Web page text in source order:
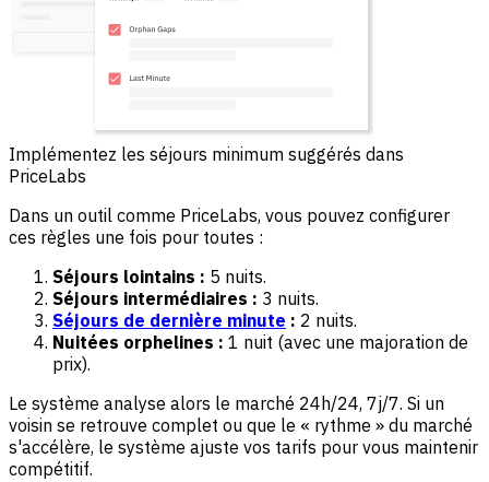
Implémentez les séjours minimum suggérés dans
PriceLabs
Dans un outil comme PriceLabs, vous pouvez configurer
ces règles une fois pour toutes :
Séjours lointains : 5 nuits.
Séjours intermédiaires : 3 nuits.
Séjours de dernière minute : 2 nuits.
Nuitées orphelines : 1 nuit (avec une majoration de
prix).
Le système analyse alors le marché 24h/24, 7j/7. Si un
voisin se retrouve complet ou que le « rythme » du marché
s'accélère, le système ajuste vos tarifs pour vous maintenir
compétitif.